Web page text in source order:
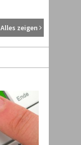
Alles zeigen